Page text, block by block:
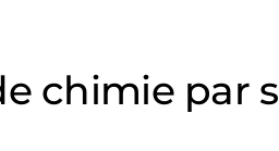
chimie par